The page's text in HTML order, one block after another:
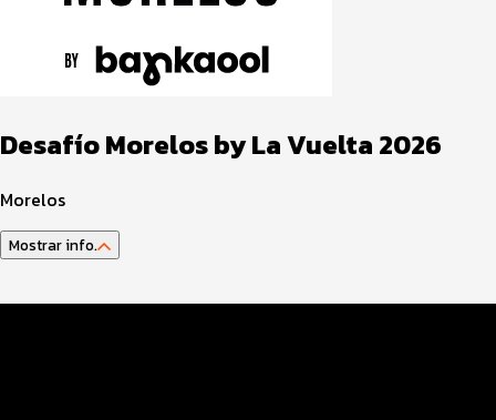
Desafío Morelos by La Vuelta 2026
Morelos
Mostrar info.